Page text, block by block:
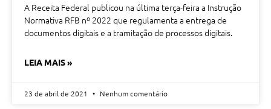
A Receita Federal publicou na última terça-feira a Instrução
Normativa RFB nº 2022 que regulamenta a entrega de
documentos digitais e a tramitação de processos digitais.
LEIA MAIS »
23 de abril de 2021 Nenhum comentário